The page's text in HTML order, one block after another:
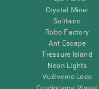
Crystal Miner
Solitario
Robo Factory
Ant Escape
Treasure Island
Neon Lights
Vuélveme Loco